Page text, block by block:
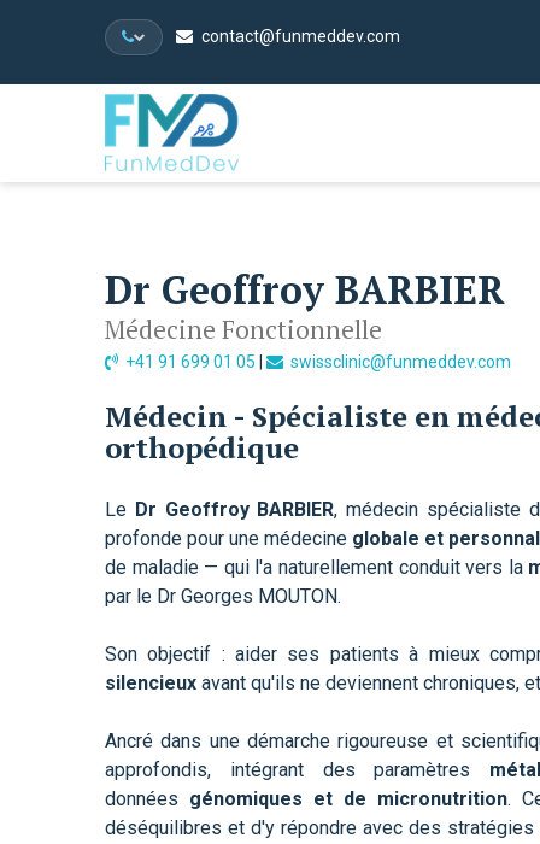
contact@funmeddev.com
Dr Geoffroy BARBIER
Médecine Fonctionnelle
+41 91 699 01 05 swissclinic@funmeddev.com
Médecin - Spécialiste en
orthopédique
Le Dr Geoffroy BARBIER, médecin spécialiste
profonde pour une médecine globale et
de maladie — qui l'a naturellement conduit vers la
par le Dr Georges MOUTON.
Son objectif : aider ses patients à mieux
silencieux avant qu'ils ne deviennent chroniques,
Ancré dans une démarche rigoureuse et
approfondis, intégrant des paramètres
données génomiques et de micronutrition.
déséquilibres et d'y répondre avec des